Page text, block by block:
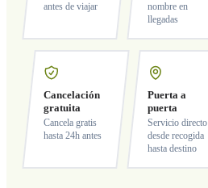
antes de viajar
nombre en
llegadas
Cancelación
gratuita
Cancela gratis
hasta 24h antes
Puerta a
puerta
Servicio directo
desde recogida
hasta destino